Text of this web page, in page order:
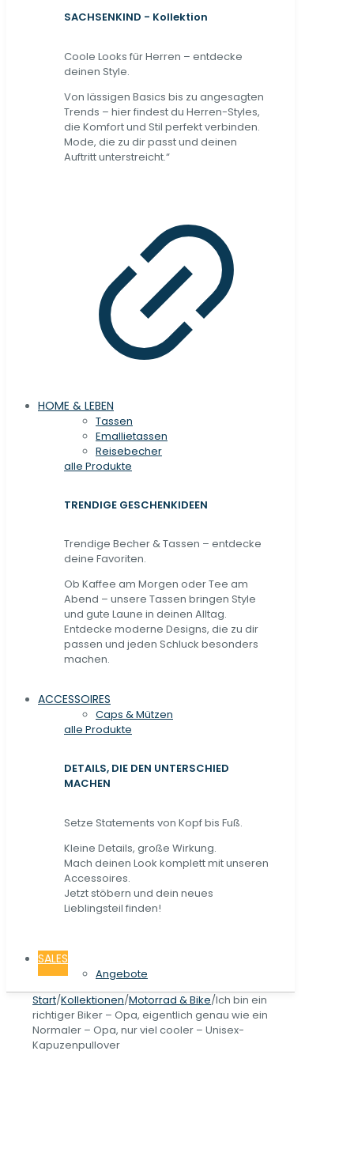
SACHSENKIND - Kollektion
Coole Looks für Herren – entdecke
deinen Style.
Von lässigen Basics bis zu angesagten
Trends – hier findest du Herren-Styles,
die Komfort und Stil perfekt verbinden.
Mode, die zu dir passt und deinen
Auftritt unterstreicht.“
HOME & LEBEN
Tassen
Emallietassen
Reisebecher
alle Produkte
TRENDIGE GESCHENKIDEEN
Trendige Becher & Tassen – entdecke
deine Favoriten.
Ob Kaffee am Morgen oder Tee am
Abend – unsere Tassen bringen Style
und gute Laune in deinen Alltag.
Entdecke moderne Designs, die zu dir
passen und jeden Schluck besonders
machen.
ACCESSOIRES
Caps & Mützen
alle Produkte
DETAILS, DIE DEN UNTERSCHIED
MACHEN
Setze Statements von Kopf bis Fuß.
Kleine Details, große Wirkung.
Mach deinen Look komplett mit unseren
Accessoires.
Jetzt stöbern und dein neues
Lieblingsteil finden!
SALES
Angebote
Start/Kollektionen/Motorrad & Bike/Ich bin ein
richtiger Biker – Opa, eigentlich genau wie ein
Normaler – Opa, nur viel cooler – Unisex-
Kapuzenpullover